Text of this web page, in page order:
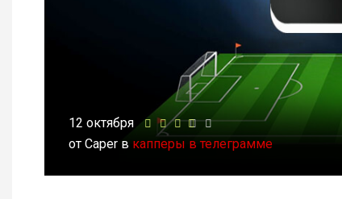
12 октября
от Caper в капперы в телеграмме